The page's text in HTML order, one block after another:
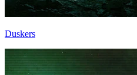
Duskers